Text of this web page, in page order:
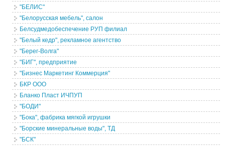
"БЕЛИС"
"Белорусская мебель", салон
Белсудмедобеспечение РУП филиал
"Белый кедр", рекламное агентство
"Берег-Волга"
"БИГ", предприятие
"Бизнес Маркетинг Коммерция"
БКР ООО
Бланко Пласт ИЧПУП
"БОДИ"
"Бока", фабрика мягкой игрушки
"Борские минеральные воды", ТД
"БСК"